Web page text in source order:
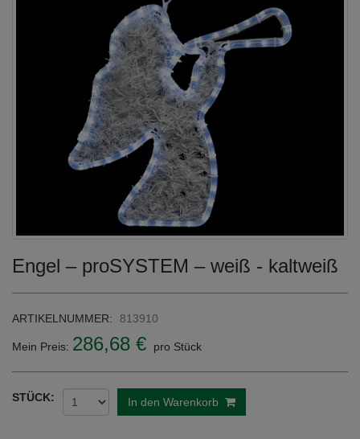
Engel – proSYSTEM – weiß - kaltweiß
ARTIKELNUMMER: 813910
Mein Preis: 286,68 € pro Stück
STÜCK: In den Warenkorb